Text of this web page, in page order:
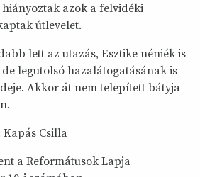
azok a felvidéki
útlevelet.
lett az utazás, Esztike néniék is
legutolsó hazalátogatásának is
Akkor át nem telepített bátyja
Csilla
a Reformátusok Lapja